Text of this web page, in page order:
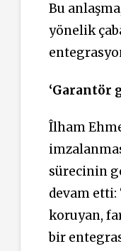
Bu
yönelik
‘Garantör
Îlham
sürecinin
devam
koruyan,
bir